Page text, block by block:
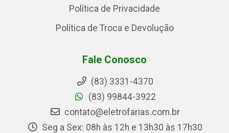
Política de Privacidade
Política de Troca e Devolução
Fale Conosco
(83) 3331-4370
(83) 99844-3922
contato@eletrofarias.com.br
Seg a Sex: 08h às 12h e 13h30 às 17h30